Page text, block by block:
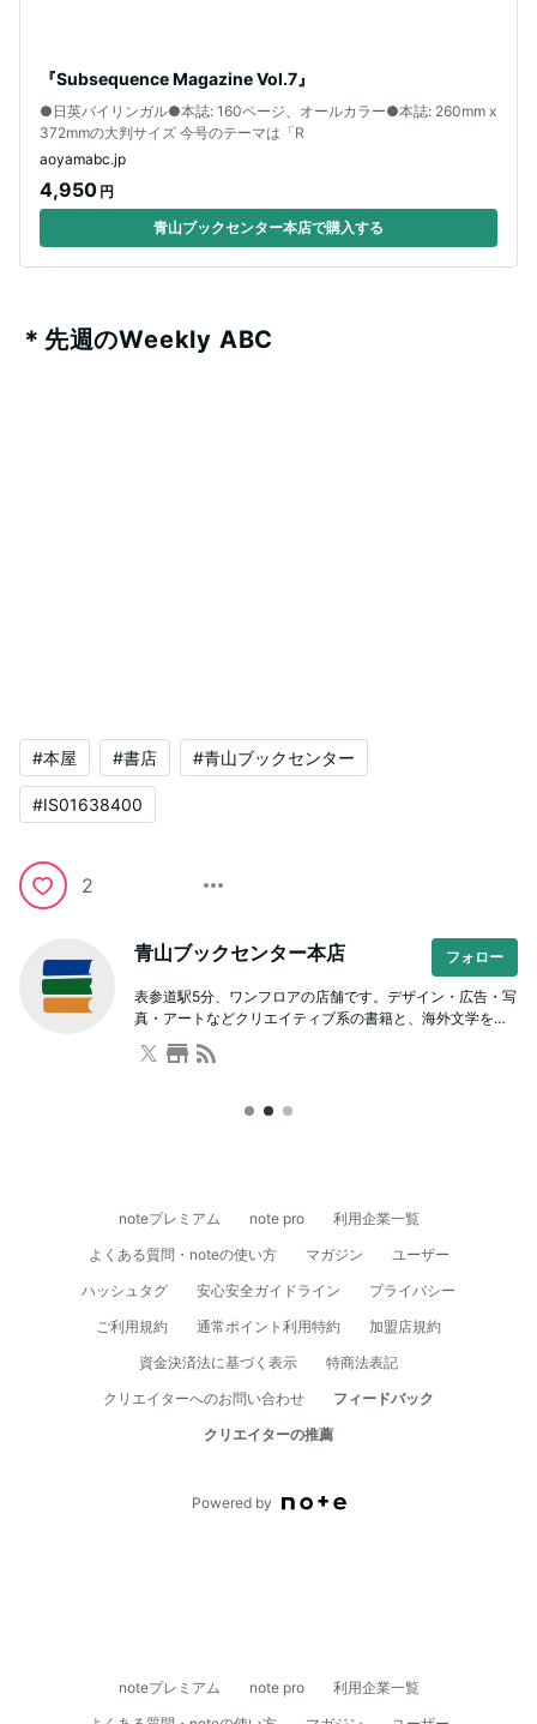
『Subsequence Magazine Vol.7』
●日英バイリンガル●本誌: 160ページ、オールカラー●本誌: 260mm x
372mmの大判サイズ 今号のテーマは「R
aoyamabc.jp
4,950 円
青山ブックセンター本店で購入する
＊先週のWeekly ABC
#本屋 #書店 #青山ブックセンター
#IS01638400
2
青山ブックセンター本店 フォロー
表参道駅5分、ワンフロアの店舗です。デザイン・広告・写
真・アートなどクリエイティブ系の書籍と、海外文学をは
じめとした文芸や人文書が充実。本を通じた学び場として
のスクールも併設しており、著者を招いたイベントも開催
noteプレミアム note pro
利用企業一覧
よくある質問・noteの使い方
マガジン
ユーザー
ハッシュタグ
安心安全ガイドライン
プライバシー
ご利用規約
通常ポイント利用特約
加盟店規約
資⾦決済法に基づく表⽰
特商法表記
クリエイターへのお問い合わせ
フィードバック
クリエイターの推薦
Powered by
noteプレミアム note pro
利用企業一覧